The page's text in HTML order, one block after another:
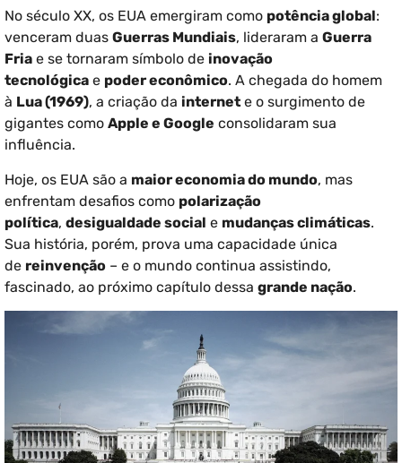
No século XX, os EUA emergiram como potência global:
venceram duas Guerras Mundiais, lideraram a Guerra
Fria e se tornaram símbolo de inovação
tecnológica e poder econômico. A chegada do homem
à Lua (1969), a criação da internet e o surgimento de
gigantes como Apple e Google consolidaram sua
influência.
Hoje, os EUA são a maior economia do mundo, mas
enfrentam desafios como polarização
política, desigualdade social e mudanças climáticas.
Sua história, porém, prova uma capacidade única
de reinvenção – e o mundo continua assistindo,
fascinado, ao próximo capítulo dessa grande nação.